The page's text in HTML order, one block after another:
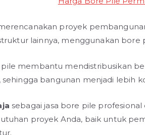
proyek
lainnya, menggunakan
membantu mendistribusikan
sehingga bangunan menjadi lebih
sebagai jasa bore pile
proyek Anda, baik untuk